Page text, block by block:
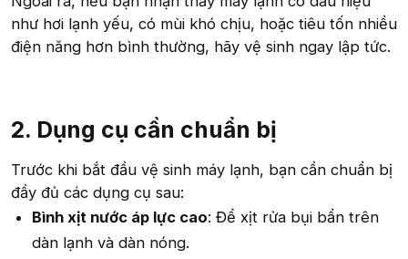
như hơi lạnh yếu, có mùi khó chịu, hoặc tiêu tốn nhiều
điện năng hơn bình thường, hãy vệ sinh ngay lập tức.
2. Dụng cụ cần chuẩn bị​
Trước khi bắt đầu vệ sinh máy lạnh, bạn cần chuẩn bị
đầy đủ các dụng cụ sau:
Bình xịt nước áp lực cao: Để xịt rửa bụi bẩn trên
dàn lạnh và dàn nóng.